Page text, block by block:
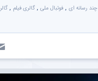
چند رسانه ای , فوتبال ملی , گالری فیلم ,